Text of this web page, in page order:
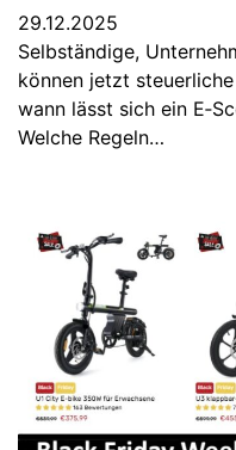
29.12.2025
Selbständige,
können jetzt
wann lässt sich ein
Welche Regeln…